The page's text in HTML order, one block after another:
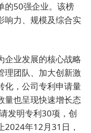
的50强企业。该榜
响力、规模及综合实
企业发展的核心战略
理团队、加大创新激
化，公司专利申请量
量也呈现快速增长态
发明专利30项，创
2024年12月31日，